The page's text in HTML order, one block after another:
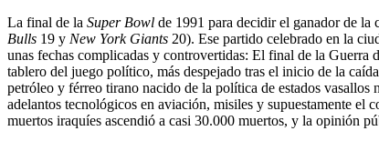
La final de la Super Bowl de 1991 para decidir el ganador de la
Bulls 19 y New York Giants 20). Ese partido celebrado en la
unas fechas complicadas y controvertidas: El final de la Guerra
tablero del juego político, más despejado tras el inicio de la
petróleo y férreo tirano nacido de la política de estados
adelantos tecnológicos en aviación, misiles y supuestamente el
muertos iraquíes ascendió a casi 30.000 muertos, y la opinión